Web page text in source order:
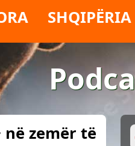
SHQIPËRIA
në zemër të